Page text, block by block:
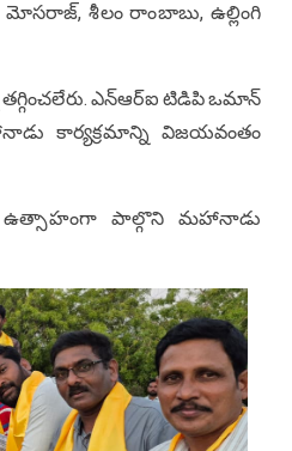
మోసరాజ్, శీలం రాంబాబు, ఉల్లింగి
ఎన్ఆర్ఐ టిడిపి ఒమాన్
కార్యక్రమాన్ని విజయవంతం
ఉత్సాహంగా పాల్గొని మహానాడు